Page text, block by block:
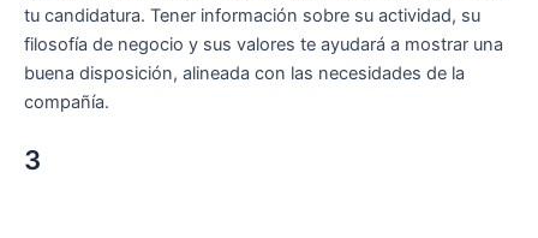
tu candidatura. Tener información sobre su actividad, su
filosofía de negocio y sus valores te ayudará a mostrar una
buena disposición, alineada con las necesidades de la
compañía.
3